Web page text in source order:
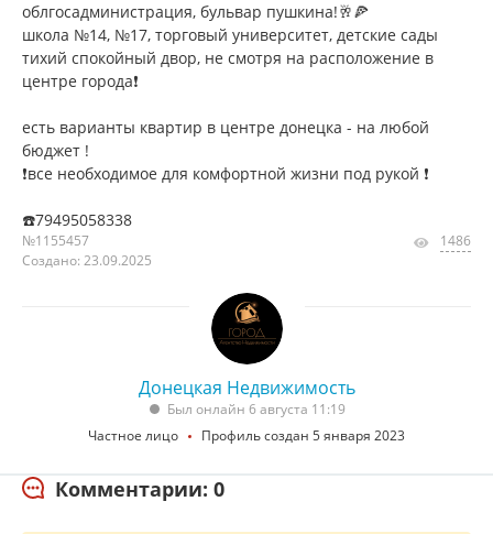
облгосадминистрация, бульвар пушкина!🥂🍕
школа №14, №17, торговый университет, детские сады
тихий спокойный двор, не смотря на расположение в
центре города❗️
есть варианты квартир в центре донецка - на любой
бюджет !
❗️все необходимое для комфортной жизни под рукой ❗️
☎️79495058338
№1155457
Создано: 23.09.2025
1486
Донецкая Недвижимость
Был онлайн 6 августа 11:19
Частное лицо
Профиль создан 5 января 2023
Комментарии: 0